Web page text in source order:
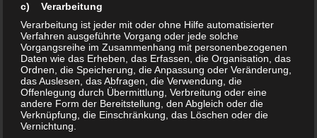
An alle Unternehmen, Institutionen und Vereine
im Bereich Gesundheit und mehr Anfrage betreffs
Teilnahme an einem Informationstag für Senioren
und behinderte Menschen Die GWA Neu
Olvenstedt plant eine Veranstaltung, wo sich
Bürger über die...
c) Verarbeitung
Verarbeitung ist jeder mit oder ohne Hilfe automatisierter
Verfahren ausgeführte Vorgang oder jede solche
Vorgangsreihe im Zusammenhang mit personenbezogenen
Daten wie das Erheben, das Erfassen, die Organisation, das
Ordnen, die Speicherung, die Anpassung oder Veränderung,
das Auslesen, das Abfragen, die Verwendung, die
Offenlegung durch Übermittlung, Verbreitung oder eine
andere Form der Bereitstellung, den Abgleich oder die
Verknüpfung, die Einschränkung, das Löschen oder die
Vernichtung.